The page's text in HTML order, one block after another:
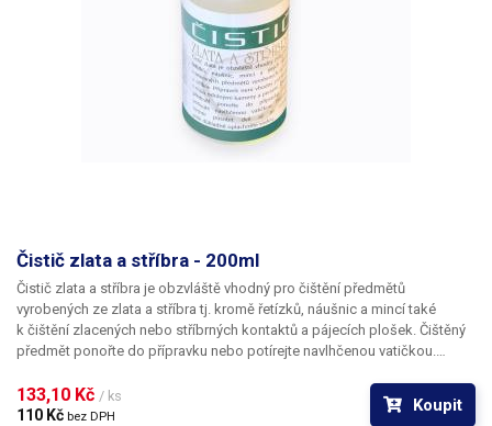
Čistič zlata a stříbra - 200ml
Čistič zlata a stříbra je obzvláště vhodný pro čištění předmětů
vyrobených ze zlata a stříbra tj. kromě řetízků, náušnic a mincí také
k čištění zlacených nebo stříbrných kontaktů a pájecích plošek. Čištěný
předmět ponořte do přípravku nebo potírejte navlhčenou vatičkou.
vodou.
133,10 Kč / ks
110 Kč bez DPH
Koupit